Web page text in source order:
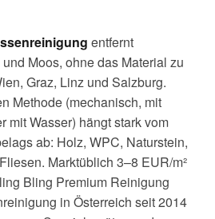
entfernt
Moos, ohne das Material zu
Graz, Linz und Salzburg.
Methode (mechanisch, mit
mit Wasser) hängt stark vom
ab: Holz, WPC, Naturstein,
Marktüblich 3–8 EUR/m²
Bling Premium Reinigung
in Österreich seit 2014